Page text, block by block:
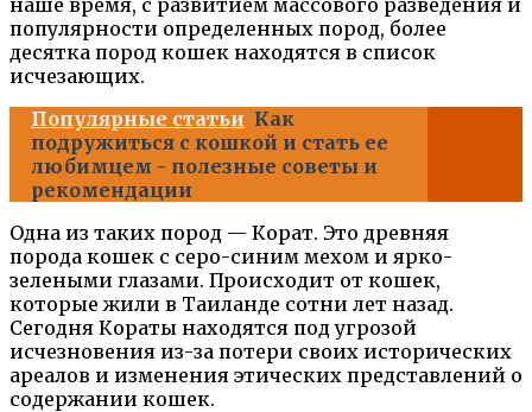
популярности определенных пород, более
десятка пород кошек находятся в список
исчезающих.
Популярные статьи Как
подружиться с кошкой и стать ее
любимцем - полезные советы и
рекомендации
Одна из таких пород — Корат. Это древняя
порода кошек с серо-синим мехом и ярко-
зелеными глазами. Происходит от кошек,
которые жили в Таиланде сотни лет назад.
Сегодня Кораты находятся под угрозой
исчезновения из-за потери своих исторических
ареалов и изменения этических представлений о
содержании кошек.